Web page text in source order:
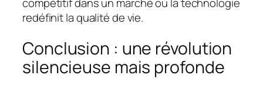
compétitif dans un marché où la technologie
redéfinit la qualité de vie.
Conclusion : une révolution
silencieuse mais profonde